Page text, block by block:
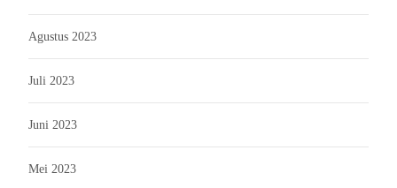
Agustus 2023
Juli 2023
Juni 2023
Mei 2023